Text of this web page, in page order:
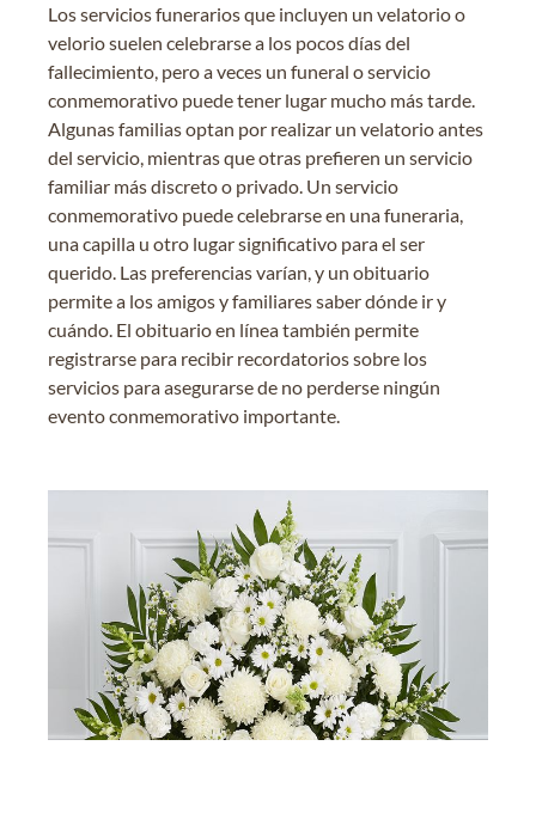
Los servicios funerarios que incluyen un velatorio o
velorio suelen celebrarse a los pocos días del
fallecimiento, pero a veces un funeral o servicio
conmemorativo puede tener lugar mucho más tarde.
Algunas familias optan por realizar un velatorio antes
del servicio, mientras que otras prefieren un servicio
familiar más discreto o privado. Un servicio
conmemorativo puede celebrarse en una funeraria,
una capilla u otro lugar significativo para el ser
querido. Las preferencias varían, y un obituario
permite a los amigos y familiares saber dónde ir y
cuándo. El obituario en línea también permite
registrarse para recibir recordatorios sobre los
servicios para asegurarse de no perderse ningún
evento conmemorativo importante.